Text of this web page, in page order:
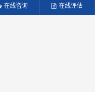
在线咨询 在线评估